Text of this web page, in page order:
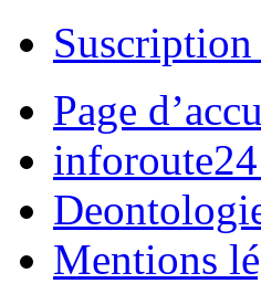
Suscription
Page
Mentions